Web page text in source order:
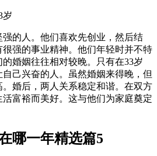
岁
的人。他们喜欢先创业，然后结
强的事业精神。他们年轻时并不特
婚姻往往相对较晚。只有在33岁
己兴奋的人。虽然婚姻来得晚，但
婚后，两人关系稳定和谐。在双方
富裕而美好。这与他们为家庭奠定
哪一年精选篇5